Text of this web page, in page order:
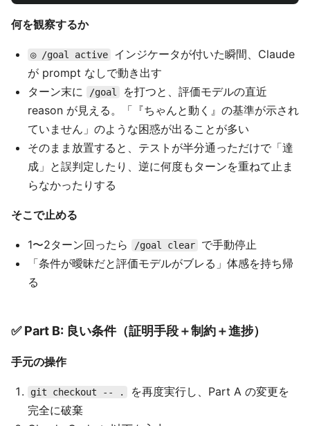
何を観察するか
◎ /goal active
インジケータが付いた瞬間、Claude
が prompt なしで動き出す
ターン末に
/goal
を打つと、評価モデルの直近
reason が見える。「『ちゃんと動く』の基準が示され
ていません」のような困惑が出ることが多い
そのまま放置すると、テストが半分通っただけで「達
成」と誤判定したり、逆に何度もターンを重ねて止ま
らなかったりする
そこで止める
1〜2ターン回ったら /goal clear
で手動停止
「条件が曖昧だと評価モデルがブレる」体感を持ち帰
る
✅ Part B: 良い条件（証明手段＋制約＋進捗）
手元の操作
git checkout -- .
を再度実行し、Part A の変更を
完全に破棄